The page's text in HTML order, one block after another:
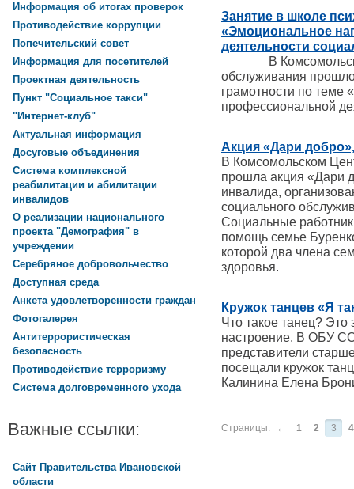
Занятие в школе
«Эмоциональное
деятельности
В Комсомольском
обслуживания
грамотности по теме
профессиональной
Акция «Дари
В Комсомольском
прошла акция «Дари
инвалида,
социального
Социальные
помощь семье
которой два члена
здоровья.
Кружок танцев «Я
Что такое танец? Это
настроение. В ОБУ
представители
посещали кружок
Калинина Елена
Страницы: ← 1 2 3 4
Информация об итогах проверок
Противодействие коррупции
Попечительский совет
Информация для посетителей
Проектная деятельность
Пункт "Социальное такси"
"Интернет-клуб"
Актуальная информация
Досуговые объединения
Система комплексной
реабилитации и абилитации
инвалидов
О реализации национального
проекта "Демография" в
учреждении
Серебряное добровольчество
Доступная среда
Анкета удовлетворенности граждан
Фотогалерея
Антитеррористическая
безопасность
Противодействие терроризму
Система долговременного ухода
Важные ссылки:
Сайт Правительства Ивановской
области